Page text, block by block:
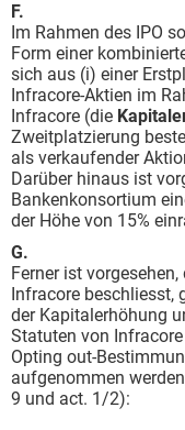
F.
Im Rahmen des IPO
Form einer
sich aus (i) einer
Infracore-Aktien im
Infracore (die
Zweitplatzierung
als verkaufender
Darüber hinaus ist
Bankenkonsortium
der Höhe von 15%
G.
Ferner ist
Infracore beschliesst,
der Kapitalerhöhung
Statuten von
Opting out-
aufgenommen
9 und act. 1/2):